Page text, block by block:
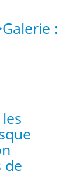
Galerie :
de